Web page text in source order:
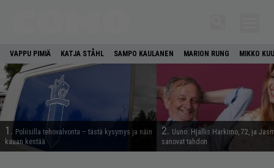
VAPPU PIMIÄ KATJA STÅHL SAMPO KAULANEN MARION RUNG MIKKO
1. Poliisilla tehovalvonta – tästä kysymys ja näin
kauan kestää
2. Uuno: Hjallis Harkimo, 72, ja
sanovat tahdon